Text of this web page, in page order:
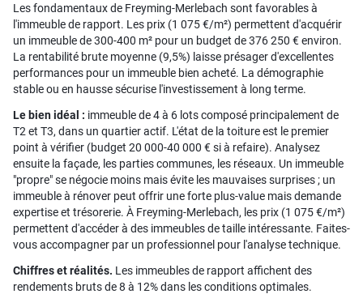
Les fondamentaux de Freyming-Merlebach sont favorables à
l'immeuble de rapport. Les prix (1 075 €/m²) permettent d'acquérir
un immeuble de 300-400 m² pour un budget de 376 250 € environ.
La rentabilité brute moyenne (9,5%) laisse présager d'excellentes
performances pour un immeuble bien acheté. La démographie
stable ou en hausse sécurise l'investissement à long terme.
Le bien idéal : immeuble de 4 à 6 lots composé principalement de
T2 et T3, dans un quartier actif. L'état de la toiture est le premier
point à vérifier (budget 20 000-40 000 € si à refaire). Analysez
ensuite la façade, les parties communes, les réseaux. Un immeuble
"propre" se négocie moins mais évite les mauvaises surprises ; un
immeuble à rénover peut offrir une forte plus-value mais demande
expertise et trésorerie. À Freyming-Merlebach, les prix (1 075 €/m²)
permettent d'accéder à des immeubles de taille intéressante. Faites-
vous accompagner par un professionnel pour l'analyse technique.
Chiffres et réalités. Les immeubles de rapport affichent des
rendements bruts de 8 à 12% dans les conditions optimales.